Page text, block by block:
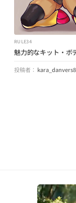
RULE34
投稿者：